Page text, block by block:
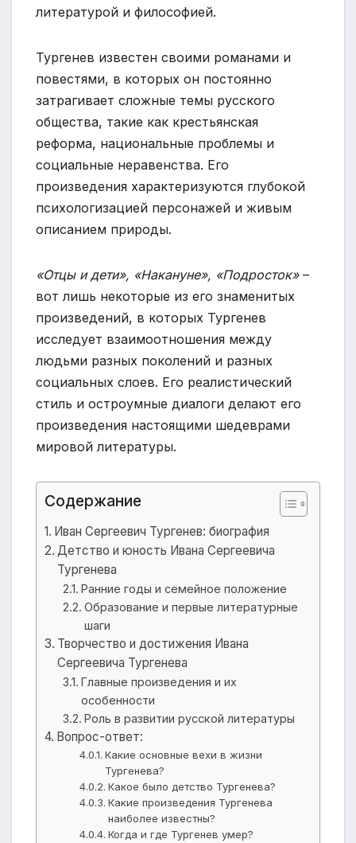
литературой и философией.
Тургенев известен своими романами и
повестями, в которых он постоянно
затрагивает сложные темы русского
общества, такие как крестьянская
реформа, национальные проблемы и
социальные неравенства. Его
произведения характеризуются глубокой
психологизацией персонажей и живым
описанием природы.
«Отцы и дети», «Накануне», «Подросток»–
вот лишь некоторые из его знаменитых
произведений, в которых Тургенев
исследует взаимоотношения между
людьми разных поколений и разных
социальных слоев. Его реалистический
стиль и остроумные диалоги делают его
произведения настоящими шедеврами
мировой литературы.
Содержание
Иван Сергеевич Тургенев: биография
Детство и юность Ивана Сергеевича
Тургенева
Ранние годы и семейное положение
Образование и первые литературные
шаги
Творчество и достижения Ивана
Сергеевича Тургенева
Главные произведения и их
особенности
Роль в развитии русской литературы
Вопрос-ответ:
Какие основные вехи в жизни
Тургенева?
Какое было детство Тургенева?
Какие произведения Тургенева
наиболее известны?
Когда и где Тургенев умер?